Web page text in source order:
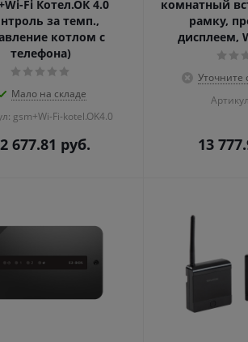
Fi Котел.ОК 4.0
за темп.,
котлом с
телефона)
Мало на складе
gsm+Wi-Fi-kotel.OK4.0
677.81 руб.
комнатный
рамку,
дисплеем,
Уточните
13